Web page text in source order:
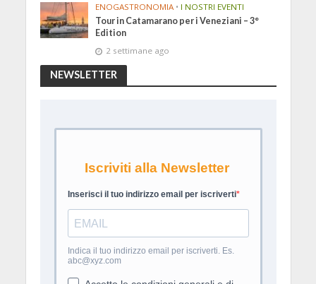
ENOGASTRONOMIA • I NOSTRI EVENTI
Tour in Catamarano per i Veneziani – 3°
Edition
2 settimane ago
NEWSLETTER